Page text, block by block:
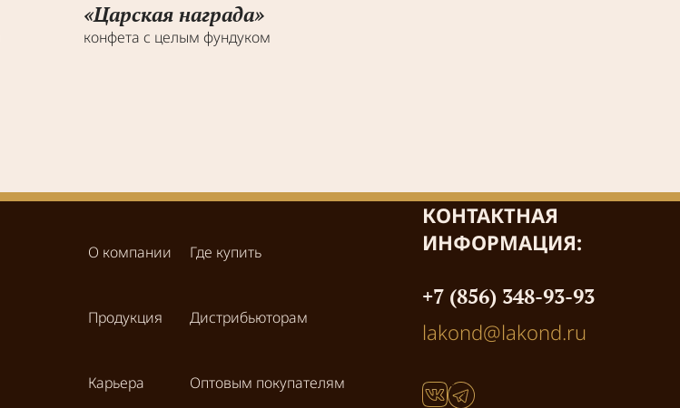
«Царская награда»
конфета с целым фундуком
О компании Где купить
Продукция Дистрибьюторам
Карьера Оптовым покупателям
КОНТАКТНАЯ
ИНФОРМАЦИЯ:
+7 (856) 348-93-93
lakond@lakond.ru